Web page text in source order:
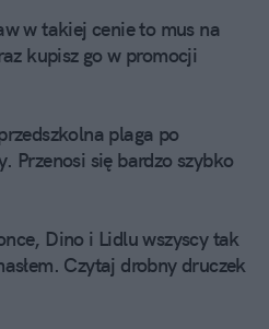
w takiej cenie to mus na
kupisz go w promocji
plaga po
Przenosi się bardzo szybko
Dino i Lidlu wszyscy tak
Czytaj drobny druczek